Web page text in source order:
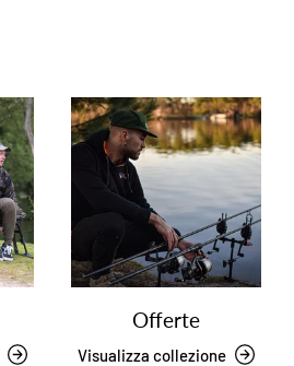
Offerte
Visualizza collezione